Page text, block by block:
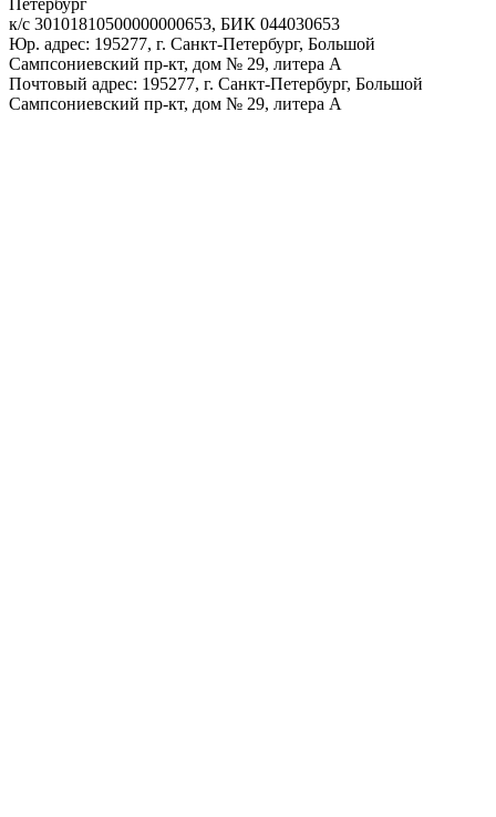
Петербург
к/с 30101810500000000653, БИК 044030653
Юр. адрес: 195277, г. Санкт-Петербург, Большой
Сампсониевский пр-кт, дом № 29, литера А
Почтовый адрес: 195277, г. Санкт-Петербург, Большой
Сампсониевский пр-кт, дом № 29, литера А